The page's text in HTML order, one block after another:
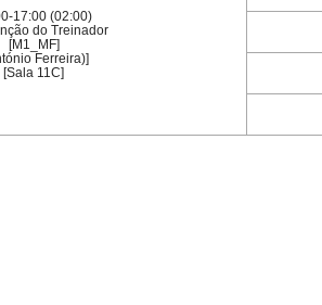
17:00 (02:00)
do Treinador
[M1_MF]
Ferreira)]
[Sala 11C]